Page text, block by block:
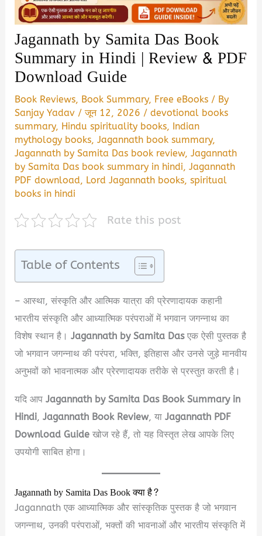
Jagannath by Samita Das Book
Summary in Hindi | Review & PDF
Download Guide
Book Reviews, Book Summary, Free eBooks / By
Sanjay Yadav /जून 12, 2026 /devotional books
summary, Hindu spirituality books, Indian
mythology books,Jagannath book summary,
Jagannath by Samita Das book review,Jagannath
by Samita Das book summary in hindi,Jagannath
PDF download, Lord Jagannath books,spiritual
books in hindi
Rate this post
Table of Contents
– आस्था, संस्कृति और आत्मिक यात्रा की प्रेरणादायक कहानी
भारतीय संस्कृति और आध्यात्मिक परंपराओं में भगवान जगन्नाथ का
विशेष स्थान है।Jagannath by Samita Dasएक ऐसी पुस्तक है
जो भगवान जगन्नाथ की परंपरा, भक्ति, इतिहास और उनसे जुड़े मानवीय
अनुभवों को भावनात्मक और प्रेरणादायक तरीके से प्रस्तुत करती है।
यदि आपJagannath by Samita Das Book Summary in
Hindi,Jagannath Book Review, याJagannath PDF
Download Guide खोज रहे हैं, तो यह विस्तृत लेख आपके लिए
उपयोगी साबित होगा।
Jagannath by Samita Das Book क्या है?
Jagannath एक आध्यात्मिक और सांस्कृतिक पुस्तक है जो भगवान
जगन्नाथ, उनकी परंपराओं, भक्तों की भावनाओं और भारतीय संस्कृति में